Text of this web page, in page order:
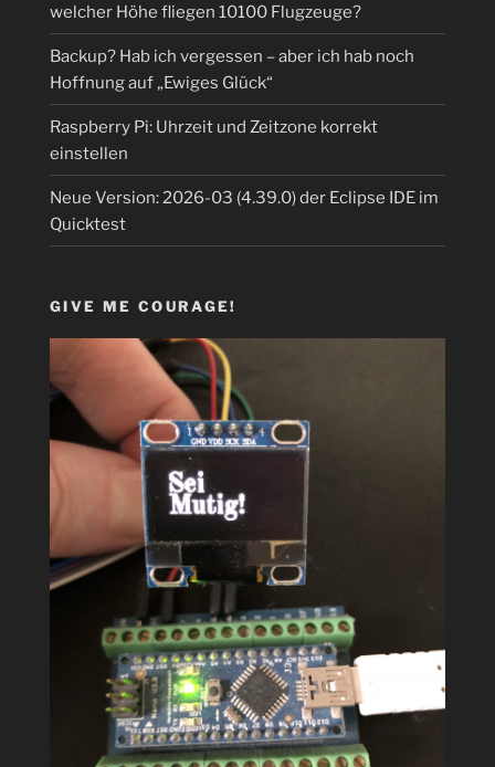
welcher Höhe fliegen 10100 Flugzeuge?
Backup? Hab ich vergessen – aber ich hab noch
Hoffnung auf „Ewiges Glück“
Raspberry Pi: Uhrzeit und Zeitzone korrekt
einstellen
Neue Version: 2026-03 (4.39.0) der Eclipse IDE im
Quicktest
GIVE ME COURAGE!